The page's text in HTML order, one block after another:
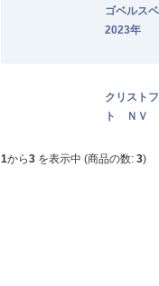
ゴベルス
2023年
クリスト
ト ＮＶ
1から3 を表示中 (商品の数: 3)